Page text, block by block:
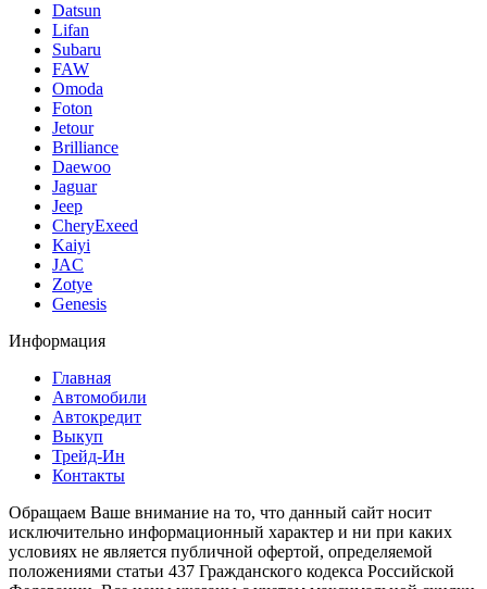
Datsun
Lifan
Subaru
FAW
Omoda
Foton
Jetour
Brilliance
Daewoo
Jaguar
Jeep
CheryExeed
Kaiyi
JAC
Zotye
Genesis
Информация
Главная
Автомобили
Автокредит
Выкуп
Трейд-Ин
Контакты
Обращаем Ваше внимание на то, что данный сайт носит
исключительно информационный характер и ни при каких
условиях не является публичной офертой, определяемой
положениями статьи 437 Гражданского кодекса Российской